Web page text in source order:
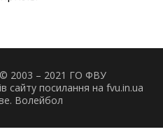
© 2003 – 2021 ГО ФВУ
сайту посилання на fvu.in.ua
Волейбол